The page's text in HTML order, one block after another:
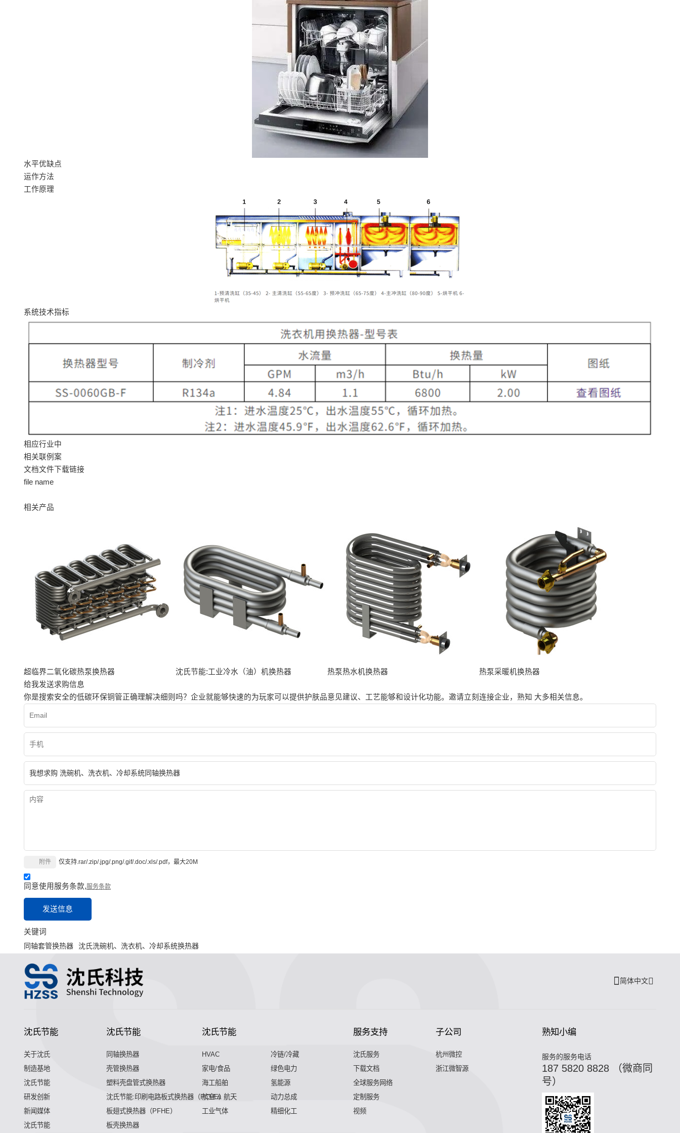
水平优缺点
运作方法
工作原理
系统技术指标
相应行业中
相关联例案
文档文件下载链接
file name
相关产品
超临界二氧化碳热泵换热器 沈氏节能:工业冷水（油）机换热器 热泵热水机换热器
热泵采暖机换热器
给我发送求购信息
你是搜索安全的低碳环保铜管正确理解决细则吗？企业就能够快速的为玩家可以提供护肤品意见建议、工艺能够和设计化功能。邀请立刻连接企业，熟知 大多相关信息。
仅支持.rar/.zip/.jpg/.png/.gif/.doc/.xls/.pdf，最大20M
附件
同意使用服务条款,服务条款
发送信息
关键词
同轴套管换热器
沈氏洗碗机、洗衣机、冷却系统换热器
简体中文
沈氏节能
关于沈氏
制造基地
沈氏节能
研发创新
新闻媒体
沈氏节能
沈氏节能
同轴换热器
壳管换热器
塑料壳盘管式换热器
沈氏节能:印刷电路板式换热器（PCHE）
板翅式换热器（PFHE）
板壳换热器
沈氏节能
HVAC
冷链/冷藏
家电/食品
绿色电力
海工船舶
氢能源
航空 & 航天
动力总成
工业气体
精细化工
服务支持
沈氏服务
下载文档
全球服务网络
定制服务
视频
子公司
杭州微控
浙江微智源
熟知小编
服务的服务电话
187 5820 8828 （微商同
号）